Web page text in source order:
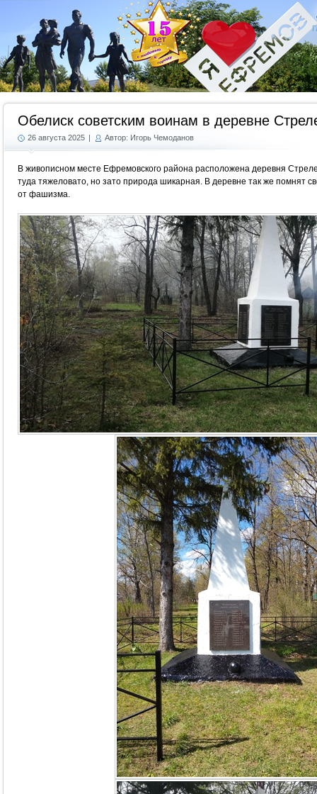
Обелиск советским воинам в деревне
26 августа 2025 | Автор: Игорь Чемоданов
В живописном месте Ефремовского района расположена деревня
туда тяжеловато, но зато природа шикарная. В деревне так же помнят
от фашизма.